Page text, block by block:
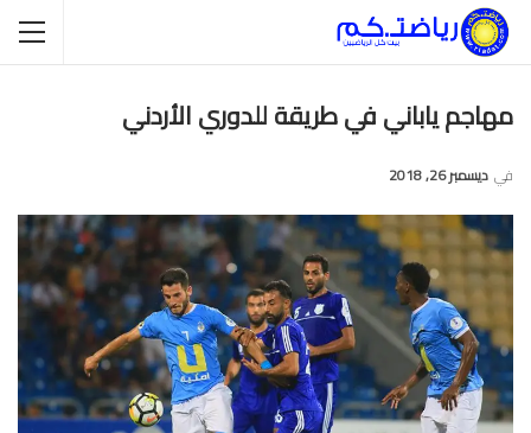
مهاجم ياباني في طريقة للدوري الأردني
في ديسمبر 26, 2018